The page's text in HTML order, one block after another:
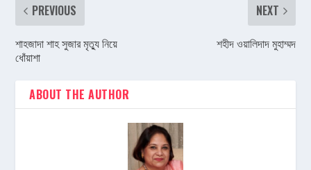
PREVIOUS
শাহজাদা শাহ সুজার মৃত্যু নিয়ে
ধোঁয়াশা
NEXT
শহীদ ওয়ালিদাদ মুহাম্মদ
ABOUT THE AUTHOR